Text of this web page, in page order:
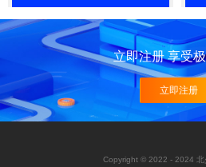
立即注册 享受
立即注册
Copyright © 2022 - 2024 北